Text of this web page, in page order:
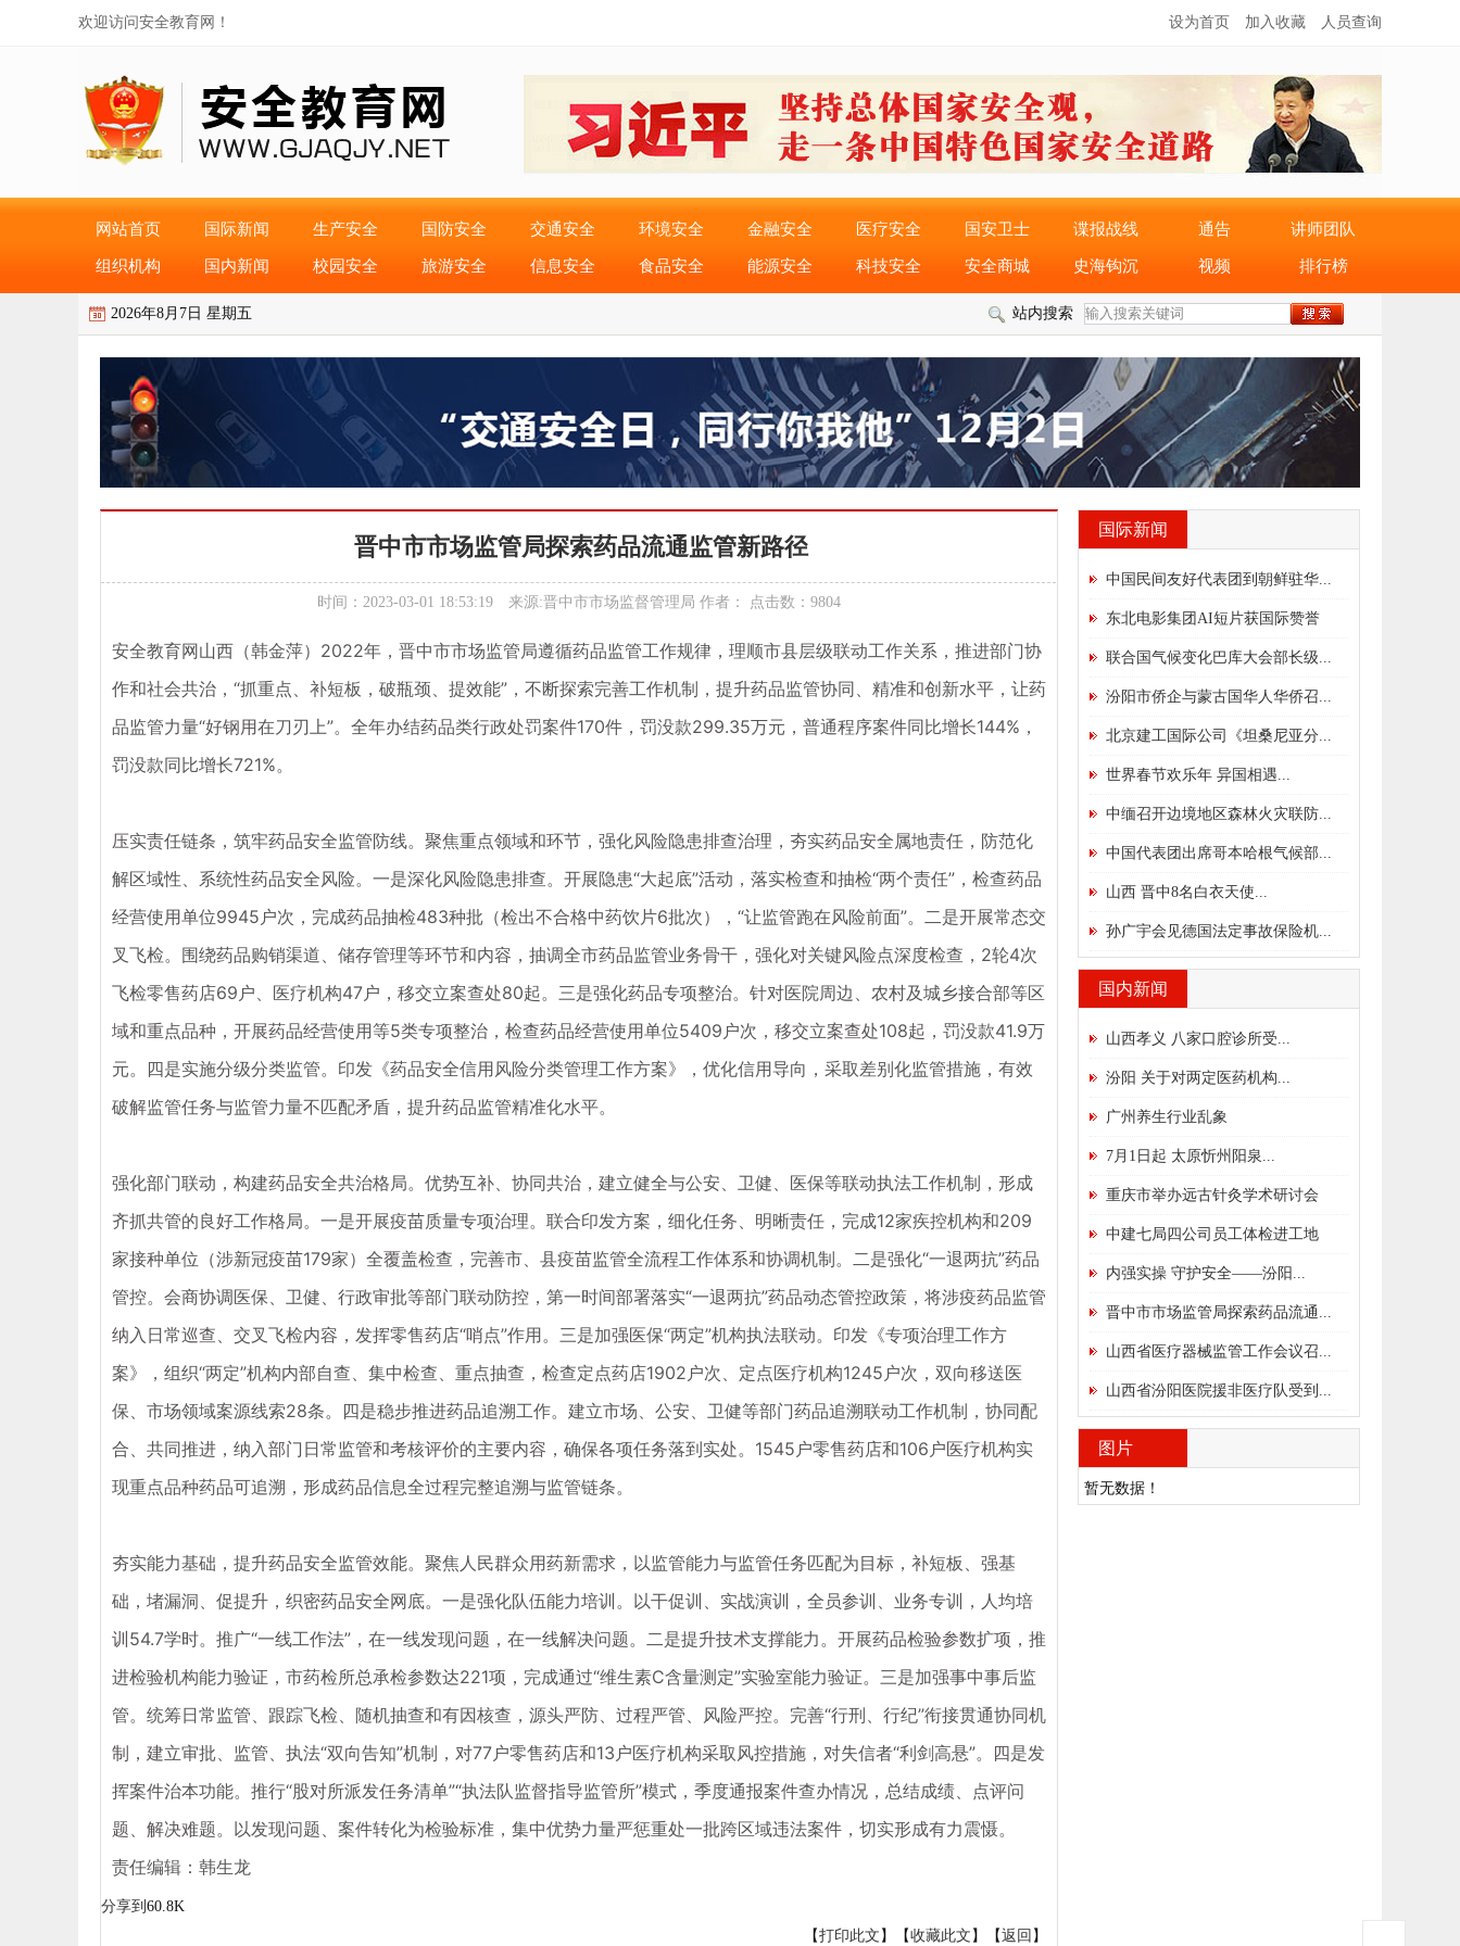
欢迎访问安全教育网！ 设为首页 加入收藏 人员查询
网站首页 国际新闻 生产安全 国防安全 交通安全 环境安全 金融安全 医疗安全 国安卫士 谍报战线 通告 讲师团队
组织机构 国内新闻 校园安全 旅游安全 信息安全 食品安全 能源安全 科技安全 安全商城 史海钩沉 视频 排行榜
2026年8月7日 星期五 站内搜索
国际新闻
中国民间友好代表团到朝鲜驻华...
东北电影集团AI短片获国际赞誉
联合国气候变化巴库大会部长级...
汾阳市侨企与蒙古国华人华侨召...
北京建工国际公司《坦桑尼亚分...
世界春节欢乐年 异国相遇...
中缅召开边境地区森林火灾联防...
中国代表团出席哥本哈根气候部...
山西 晋中8名白衣天使...
孙广宇会见德国法定事故保险机...
国内新闻
山西孝义 八家口腔诊所受...
汾阳 关于对两定医药机构...
广州养生行业乱象
7月1日起 太原忻州阳泉...
重庆市举办远古针灸学术研讨会
中建七局四公司员工体检进工地
内强实操 守护安全——汾阳...
晋中市市场监管局探索药品流通...
山西省医疗器械监管工作会议召...
山西省汾阳医院援非医疗队受到...
图片
暂无数据！
晋中市市场监管局探索药品流通监管新路径
时间：2023-03-01 18:53:19 来源:晋中市市场监督管理局 作者： 点击数：9804
安全教育网山西（韩金萍）2022年，晋中市市场监管局遵循药品监管工作规律，理顺市县层级联动工作关系，推进部门协
作和社会共治，“抓重点、补短板，破瓶颈、提效能”，不断探索完善工作机制，提升药品监管协同、精准和创新水平，让药
品监管力量“好钢用在刀刃上”。全年办结药品类行政处罚案件170件，罚没款299.35万元，普通程序案件同比增长144%，
罚没款同比增长721%。
压实责任链条，筑牢药品安全监管防线。聚焦重点领域和环节，强化风险隐患排查治理，夯实药品安全属地责任，防范化
解区域性、系统性药品安全风险。一是深化风险隐患排查。开展隐患“大起底”活动，落实检查和抽检“两个责任”，检查药品
经营使用单位9945户次，完成药品抽检483种批（检出不合格中药饮片6批次），“让监管跑在风险前面”。二是开展常态交
叉飞检。围绕药品购销渠道、储存管理等环节和内容，抽调全市药品监管业务骨干，强化对关键风险点深度检查，2轮4次
飞检零售药店69户、医疗机构47户，移交立案查处80起。三是强化药品专项整治。针对医院周边、农村及城乡接合部等区
域和重点品种，开展药品经营使用等5类专项整治，检查药品经营使用单位5409户次，移交立案查处108起，罚没款41.9万
元。四是实施分级分类监管。印发《药品安全信用风险分类管理工作方案》，优化信用导向，采取差别化监管措施，有效
破解监管任务与监管力量不匹配矛盾，提升药品监管精准化水平。
强化部门联动，构建药品安全共治格局。优势互补、协同共治，建立健全与公安、卫健、医保等联动执法工作机制，形成
齐抓共管的良好工作格局。一是开展疫苗质量专项治理。联合印发方案，细化任务、明晰责任，完成12家疾控机构和209
家接种单位（涉新冠疫苗179家）全覆盖检查，完善市、县疫苗监管全流程工作体系和协调机制。二是强化“一退两抗”药品
管控。会商协调医保、卫健、行政审批等部门联动防控，第一时间部署落实“一退两抗”药品动态管控政策，将涉疫药品监管
纳入日常巡查、交叉飞检内容，发挥零售药店“哨点”作用。三是加强医保“两定”机构执法联动。印发《专项治理工作方
案》，组织“两定”机构内部自查、集中检查、重点抽查，检查定点药店1902户次、定点医疗机构1245户次，双向移送医
保、市场领域案源线索28条。四是稳步推进药品追溯工作。建立市场、公安、卫健等部门药品追溯联动工作机制，协同配
合、共同推进，纳入部门日常监管和考核评价的主要内容，确保各项任务落到实处。1545户零售药店和106户医疗机构实
现重点品种药品可追溯，形成药品信息全过程完整追溯与监管链条。
夯实能力基础，提升药品安全监管效能。聚焦人民群众用药新需求，以监管能力与监管任务匹配为目标，补短板、强基
础，堵漏洞、促提升，织密药品安全网底。一是强化队伍能力培训。以干促训、实战演训，全员参训、业务专训，人均培
训54.7学时。推广“一线工作法”，在一线发现问题，在一线解决问题。二是提升技术支撑能力。开展药品检验参数扩项，推
进检验机构能力验证，市药检所总承检参数达221项，完成通过“维生素C含量测定”实验室能力验证。三是加强事中事后监
管。统筹日常监管、跟踪飞检、随机抽查和有因核查，源头严防、过程严管、风险严控。完善“行刑、行纪”衔接贯通协同机
制，建立审批、监管、执法“双向告知”机制，对77户零售药店和13户医疗机构采取风控措施，对失信者“利剑高悬”。四是发
挥案件治本功能。推行“股对所派发任务清单”“执法队监督指导监管所”模式，季度通报案件查办情况，总结成绩、点评问
题、解决难题。以发现问题、案件转化为检验标准，集中优势力量严惩重处一批跨区域违法案件，切实形成有力震慑。
责任编辑：韩生龙
分享到 60.8K
【打印此文 】【收藏此文 】【返回 】